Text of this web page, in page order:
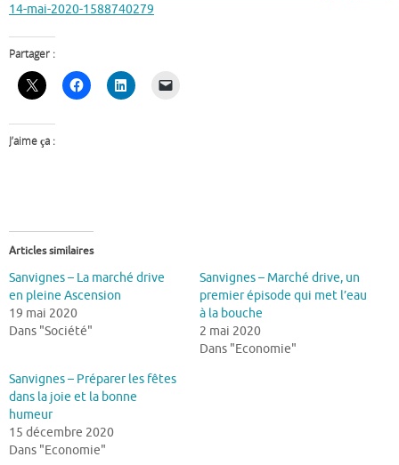
14-mai-2020-1588740279
Partager :
J’aime ça :
Articles similaires
Sanvignes – La marché drive
en pleine Ascension
19 mai 2020
Dans "Société"
Sanvignes – Marché drive, un
premier épisode qui met l’eau
à la bouche
2 mai 2020
Dans "Economie"
Sanvignes – Préparer les fêtes
dans la joie et la bonne
humeur
15 décembre 2020
Dans "Economie"